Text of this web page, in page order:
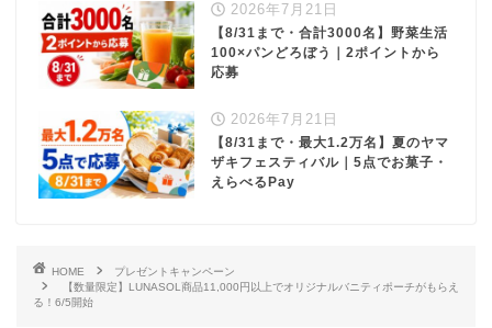
2026年7月21日
【8/31まで・合計3000名】野菜生活
100×パンどろぼう｜2ポイントから
応募
2026年7月21日
【8/31まで・最大1.2万名】夏のヤマ
ザキフェスティバル｜5点でお菓子・
えらべるPay
HOME
プレゼントキャンペーン
【数量限定】LUNASOL商品11,000円以上でオリジナルバニティポーチがもらえ
る！6/5開始